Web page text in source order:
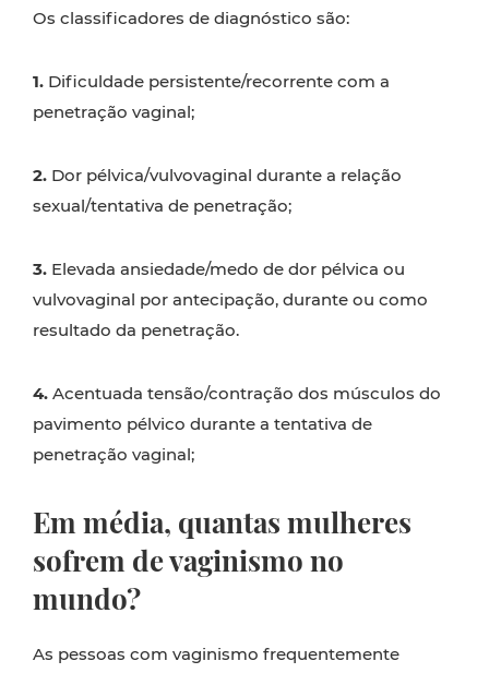
Os classificadores de diagnóstico são:
1. Dificuldade persistente/recorrente com a
penetração vaginal;
2. Dor pélvica/vulvovaginal durante a relação
sexual/tentativa de penetração;
3. Elevada ansiedade/medo de dor pélvica ou
vulvovaginal por antecipação, durante ou como
resultado da penetração.
4. Acentuada tensão/contração dos músculos do
pavimento pélvico durante a tentativa de
penetração vaginal;
Em média, quantas mulheres
sofrem de vaginismo no
mundo?
As pessoas com vaginismo frequentemente